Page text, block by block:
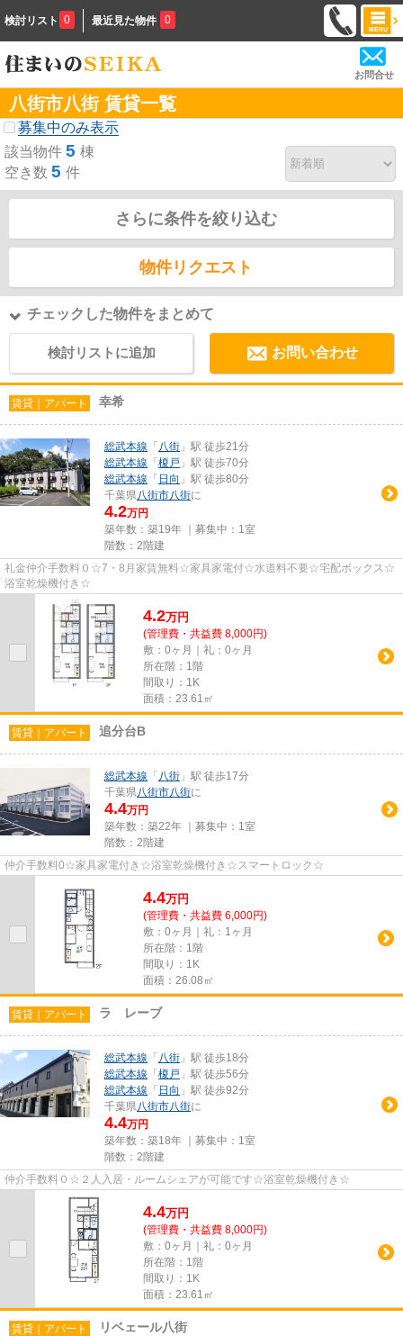
検討リスト 0 最近見た物件 0
お問合せ
八街市八街 賃貸一覧
募集中のみ表示
該当物件 5 棟
空き数 5 件
さらに条件を絞り込む
物件リクエスト
チェックした物件をまとめて
検討リストに追加 お問い合わせ
賃貸｜アパート 幸希
総武本線 「 八街 」駅 徒歩21分
総武本線 「 榎戸 」駅 徒歩70分
総武本線 「 日向 」駅 徒歩80分
千葉県八街市八街に
4.2万円
築年数：築19年 ｜募集中： 1室
階数：2階建
礼金仲介手数料０☆7・8月家賃無料☆家具家電付☆水道料不要☆宅配ボックス☆
浴室乾燥機付き☆
4.2万円
(管理費・共益費 8,000円)
敷：0ヶ月｜礼：0ヶ月
所在階：1階
間取り：1K
面積：23.61㎡
賃貸｜アパート 追分台B
総武本線 「 八街 」駅 徒歩17分
千葉県八街市八街に
4.4万円
築年数：築22年 ｜募集中： 1室
階数：2階建
仲介手数料0☆家具家電付き☆浴室乾燥機付き☆スマートロック☆
4.4万円
(管理費・共益費 6,000円)
敷：0ヶ月｜礼：1ヶ月
所在階：1階
間取り：1K
面積：26.08㎡
賃貸｜アパート ラ レーブ
総武本線 「 八街 」駅 徒歩18分
総武本線 「 榎戸 」駅 徒歩56分
総武本線 「 日向 」駅 徒歩92分
千葉県八街市八街に
4.4万円
築年数：築18年 ｜募集中： 1室
階数：2階建
仲介手数料０☆２人入居・ルームシェアが可能です☆浴室乾燥機付き☆
4.4万円
(管理費・共益費 8,000円)
敷：0ヶ月｜礼：0ヶ月
所在階：1階
間取り：1K
面積：23.61㎡
賃貸｜アパート リベェール八街